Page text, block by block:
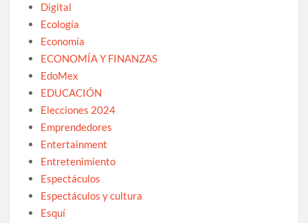
Digital
Ecología
Economía
ECONOMÍA Y FINANZAS
EdoMex
EDUCACIÓN
Elecciones 2024
Emprendedores
Entertainment
Entretenimiento
Espectáculos
Espectáculos y cultura
Esquí